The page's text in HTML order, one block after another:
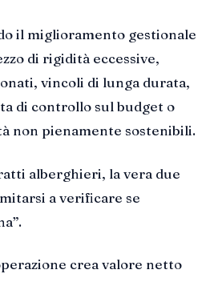
il miglioramento gestionale
di rigidità eccessive,
vincoli di lunga durata,
di controllo sul budget o
non pienamente sostenibili.
alberghieri, la vera due
a verificare se
crea valore netto